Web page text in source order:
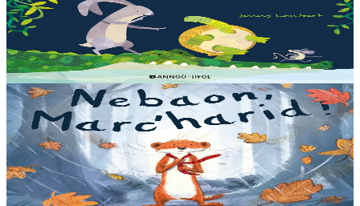
Piv a oar peseurt loened a c’haller gwelet er paludoù pa vez an noz
o serriñ ?... N’eus krokodil ebet avat. Peursur eo Logodennig. N’eo
ket ken sur he mignoned...
Er stok13,00 €
3 bloaz hag ouzhpenn
Bannoù-heol
Nebaon, Marc'harid !
An avel, ar glav... Ne blij ket tamm enet da Varc'harid Koant...
Spontet-mik e vez bewech zoken. Daoust ha Lagadeg, he mignonez
nevez, a zeuio a-benn da lakaat...